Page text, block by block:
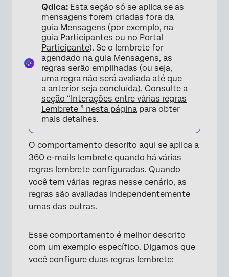
×
Qdica: Esta seção só se aplica se as
mensagens forem criadas fora da
guia Mensagens (por exemplo, na
guia Participantes ou no Portal
Participante). Se o lembrete for
agendado na guia Mensagens, as
regras serão empilhadas (ou seja,
uma regra não será avaliada até que
a anterior seja concluída). Consulte a
seção “Interações entre várias regras
Lembrete ” nesta página para obter
mais detalhes.
O comportamento descrito aqui se aplica a
360 e-mails lembrete quando há várias
regras lembrete configuradas. Quando
você tem várias regras nesse cenário, as
regras são avaliadas independentemente
umas das outras.
Esse comportamento é melhor descrito
com um exemplo específico. Digamos que
você configure duas regras lembrete: